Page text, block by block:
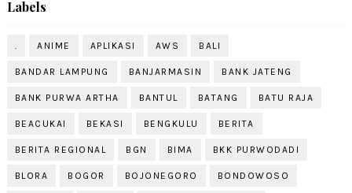
Labels
ANIME APLIKASI AWS BALI
BANDAR LAMPUNG BANJARMASIN BANK JATENG
BANK PURWA ARTHA BANTUL BATANG BATU RAJA
BEACUKAI BEKASI BENGKULU BERITA
BERITA REGIONAL BGN BIMA BKK PURWODADI
BLORA BOGOR BOJONEGORO BONDOWOSO